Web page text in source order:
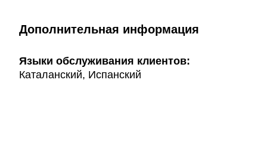
Дополнительная информация
Языки обслуживания клиентов:
Каталанский, Испанский